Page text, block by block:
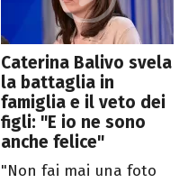
Caterina Balivo svela
la battaglia in
famiglia e il veto dei
figli: "E io ne sono
anche felice"
"Non fai mai una foto